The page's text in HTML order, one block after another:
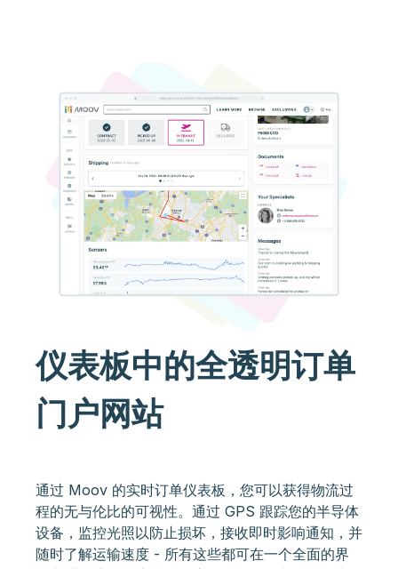
仪表板中的全透明订单
门户网站
通过 Moov 的实时订单仪表板，您可以获得物流过
程的无与伦比的可视性。通过 GPS 跟踪您的半导体
设备，监控光照以防止损坏，接收即时影响通知，并
随时了解运输速度 - 所有这些都可在一个全面的界